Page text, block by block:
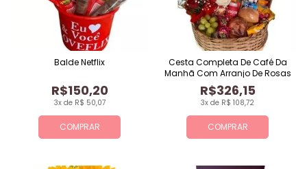
COMPRAR
3x de R$ 50,07
R$150,20
Balde Netflix
COMPRAR
3x de R$ 108,72
R$326,15
Cesta Completa De Café Da
Manhã Com Arranjo De Rosas